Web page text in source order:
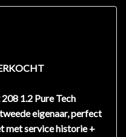
1.2 Pure Tech
eigenaar, perfect
met service historie +